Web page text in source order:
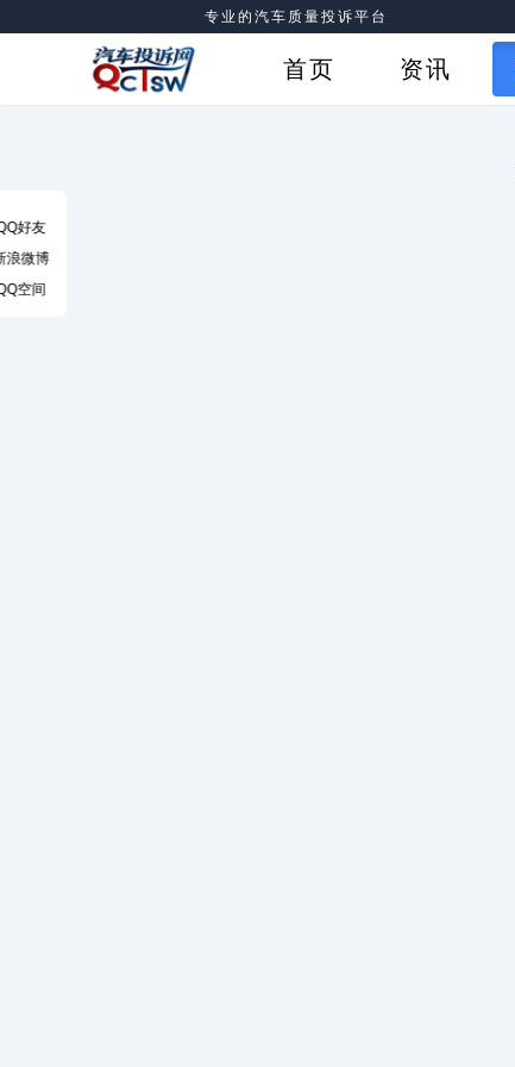
专业的汽车质量投诉平台
首页 资讯
好友
浪微博
空间